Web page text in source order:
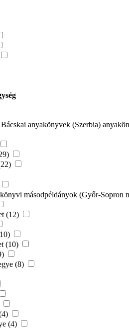
anyakönyvek (Szerbia)
másodpéldányok (Győr-Sopron
(12)
(10)
(8)
(4)